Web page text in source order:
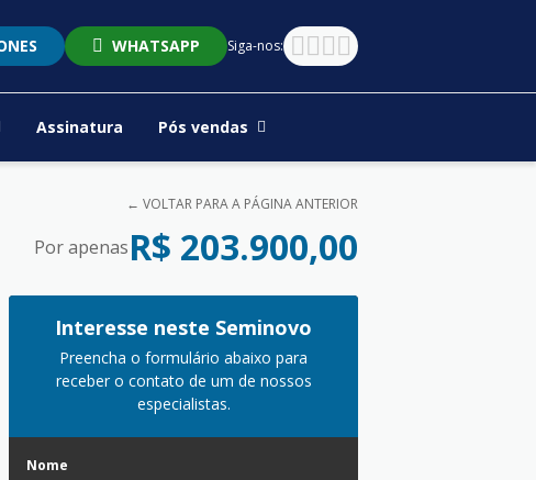
WHATSAPP Siga-nos:
Assinatura Pós vendas
← VOLTAR PARA A PÁGINA ANTERIOR
Por apenasR$ 203.900,00
Interesse neste Seminovo
Preencha o formulário abaixo para
receber o contato de um de nossos
especialistas.
Nome